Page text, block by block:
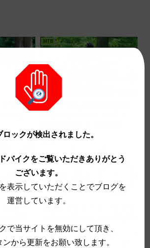
MTB や
MTB
2024全日本自転車競技選
ロックが検出されました。
バイクをご覧いただきありがとう
ございます。
表示していただくことでブログを
運営しています。
で当サイトを無効にして頂き、
ンから更新をお願い致します。